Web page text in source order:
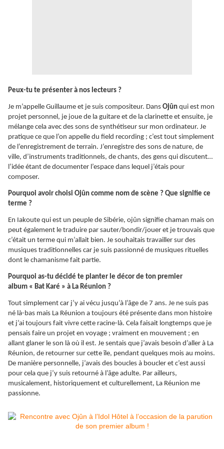
Peux-tu te présenter à nos lecteurs ?
Je m’appelle Guillaume et je suis compositeur. Dans Ojûn qui est mon
projet personnel, je joue de la guitare et de la clarinette et ensuite, je
mélange cela avec des sons de synthétiseur sur mon ordinateur. Je
pratique ce que l’on appelle du field recording ; c’est tout simplement
de l’enregistrement de terrain. J’enregistre des sons de nature, de
ville, d’instruments traditionnels, de chants, des gens qui discutent…
l’idée étant de documenter l’espace dans lequel j’étais pour
composer.
Pourquoi avoir choisi Ojûn comme nom de scène ? Que signifie ce
terme ?
En Iakoute qui est un peuple de Sibérie, ojûn signifie chaman mais on
peut également le traduire par sauter/bondir/jouer et je trouvais que
c’était un terme qui m’allait bien. Je souhaitais travailler sur des
musiques traditionnelles car je suis passionné de musiques rituelles
dont le chamanisme fait partie.
Pourquoi as-tu décidé te planter le décor de ton premier
album « Bat Karé » à La Réunion ?
Tout simplement car j’y ai vécu jusqu’à l’âge de 7 ans. Je ne suis pas
né là-bas mais La Réunion a toujours été présente dans mon histoire
et j’ai toujours fait vivre cette racine-là. Cela faisait longtemps que je
pensais faire un projet en voyage ; vraiment en mouvement ; en
allant glaner le son là où il est. Je sentais que j’avais besoin d’aller à La
Réunion, de retourner sur cette île, pendant quelques mois au moins.
De manière personnelle, j’avais des boucles à boucler et c’est aussi
pour cela que j’y suis retourné à l’âge adulte. Par ailleurs,
musicalement, historiquement et culturellement, La Réunion me
passionne.